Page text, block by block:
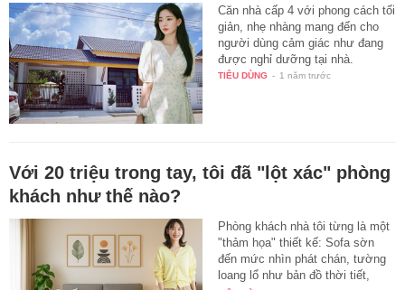
Căn nhà cấp 4 với phong cách tối
giản, nhẹ nhàng mang đến cho
người dùng cảm giác như đang
được nghỉ dưỡng tại nhà.
TIÊU DÙNG - 1 năm trước
Với 20 triệu trong tay, tôi đã "lột xác" phòng
khách như thế nào?
Phòng khách nhà tôi từng là một
"thảm họa" thiết kế: Sofa sờn
đến mức nhìn phát chán, tường
loang lổ như bản đồ thời tiết,